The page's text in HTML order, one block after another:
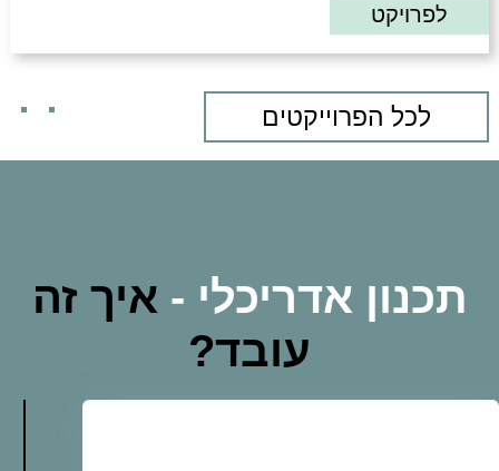
לפרויקט
לכל הפרוייקטים
תכנון אדריכלי - איך זה
עובד?